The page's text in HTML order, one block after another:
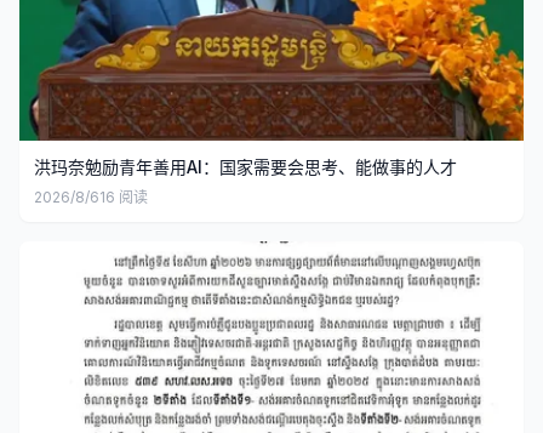
洪玛奈勉励青年善用AI：国家需要会思考、能做事的人才
2026/8/616 阅读